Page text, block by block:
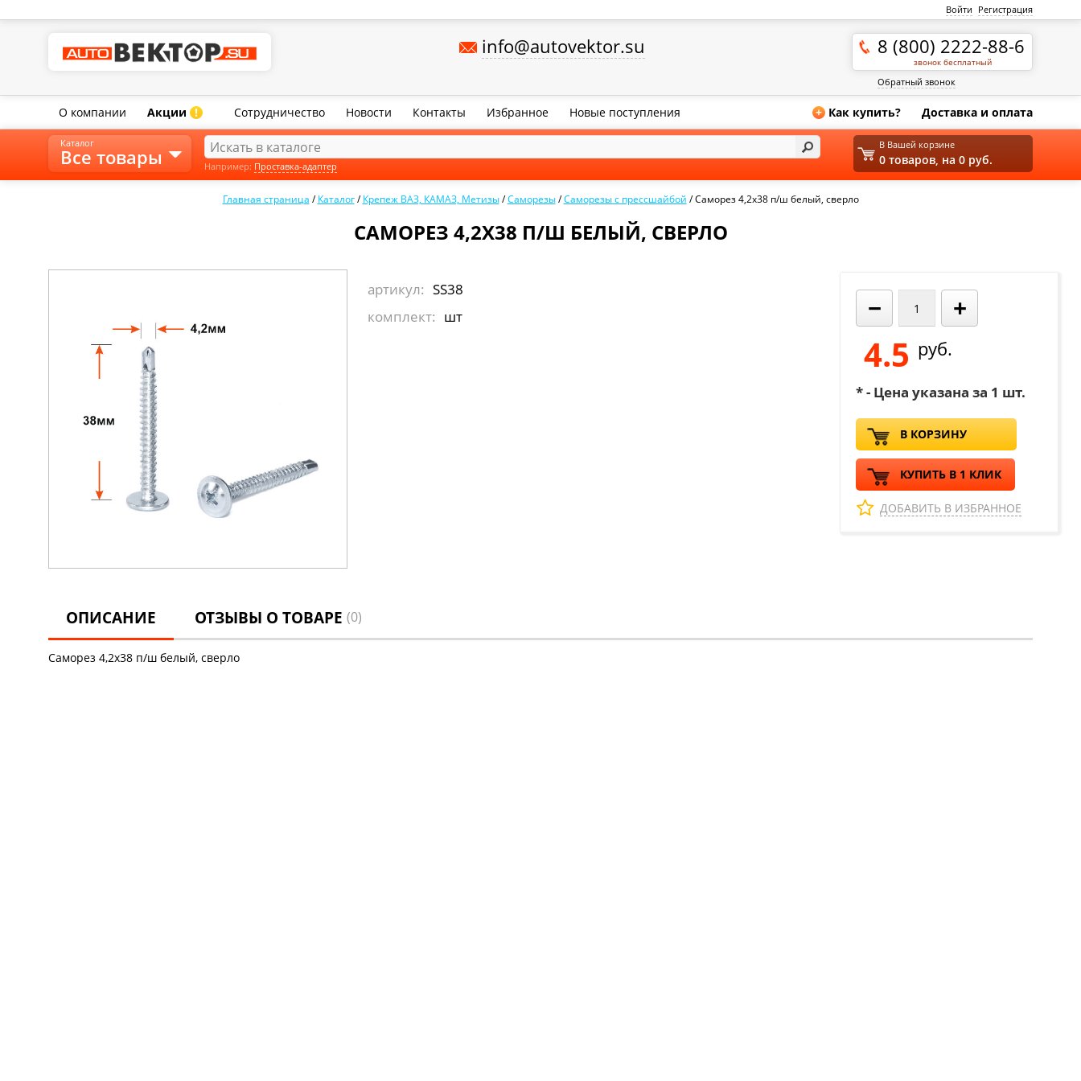
Войти Регистрация
info@autovektor.su 8 (800) 2222-88-6
звонок бесплатный
Обратный звонок
О компании Акции ! Сотрудничество Новости Контакты Избранное Новые поступления + Как купить? Доставка и оплата
Главная страница /Каталог /Крепеж ВАЗ, КАМАЗ, Метизы /Саморезы /Саморезы с прессшайбой /Саморез 4,2х38 п/ш белый, сверло
САМОРЕЗ 4,2Х38 П/Ш БЕЛЫЙ, СВЕРЛО
артикул: SS38
комплект: шт − +
4.5 руб.
* - Цена указана за 1 шт.
В КОРЗИНУ
КУПИТЬ В 1 КЛИК
ДОБАВИТЬ В ИЗБРАННОЕ
ОПИСАНИЕ ОТЗЫВЫ О ТОВАРЕ (0)
Саморез 4,2х38 п/ш белый, сверло
Каталог
Все товары
В Вашей корзине
0 товаров, на 0 руб.
Например: Проставка-адаптер